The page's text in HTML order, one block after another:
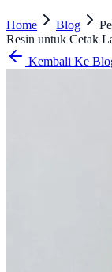
Home Blog
Resin untuk Cetak
Kembali Ke